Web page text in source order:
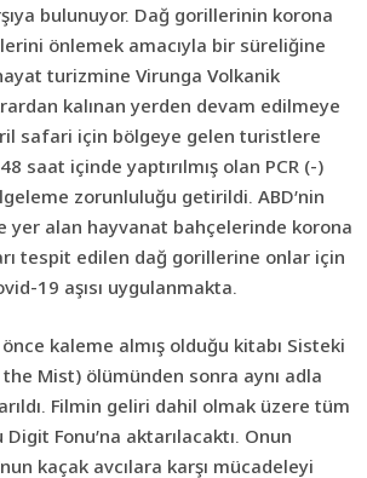
bulunuyor. Dağ gorillerinin korona
önlemek amacıyla bir süreliğine
turizmine Virunga Volkanik
kalınan yerden devam edilmeye
safari için bölgeye gelen turistlere
saat içinde yaptırılmış olan PCR (-)
zorunluluğu getirildi. ABD’nin
yer alan hayvanat bahçelerinde korona
tespit edilen dağ gorillerine onlar için
19 aşısı uygulanmakta.
kaleme almış olduğu kitabı Sisteki
Mist) ölümünden sonra aynı adla
Filmin geliri dahil olmak üzere tüm
Fonu’na aktarılacaktı. Onun
kaçak avcılara karşı mücadeleyi